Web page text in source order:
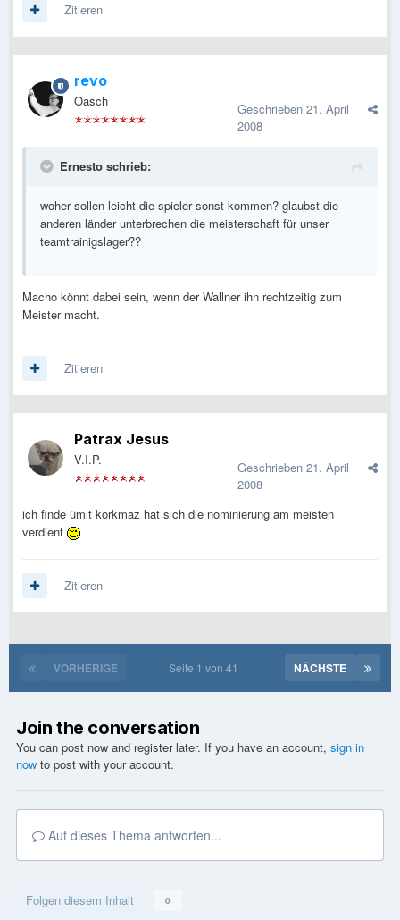
Zitieren
revo
Oasch Geschrieben 21. April
2008
Ernesto schrieb:
woher sollen leicht die spieler sonst kommen? glaubst die
anderen länder unterbrechen die meisterschaft für unser
teamtrainigslager??
Macho könnt dabei sein, wenn der Wallner ihn rechtzeitig zum
Meister macht.
Zitieren
Patrax Jesus
V.I.P. Geschrieben 21. April
2008
ich finde ümit korkmaz hat sich die nominierung am meisten
verdient
Zitieren
VORHERIGE NÄCHSTE
Seite 1 von 41
Join the conversation
You can post now and register later. If you have an account, sign in
now to post with your account.
Auf dieses Thema antworten...
Folgen diesem Inhalt 0